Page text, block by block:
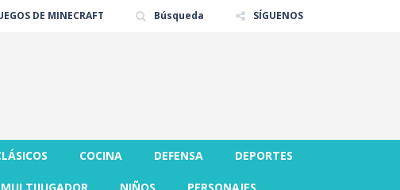
DE MINECRAFT Búsqueda SÍGUENOS
COCINA DEFENSA DEPORTES